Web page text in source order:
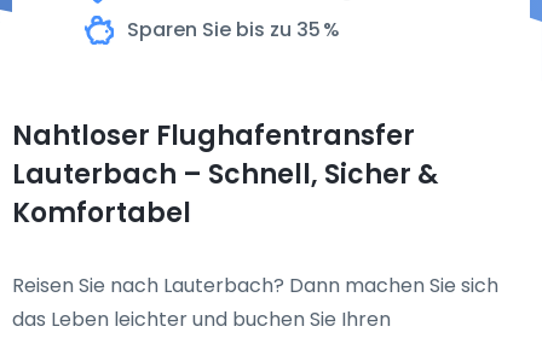
Sparen Sie bis zu 35 %
Nahtloser Flughafentransfer
Lauterbach – Schnell, Sicher &
Komfortabel
Reisen Sie nach Lauterbach? Dann machen Sie sich
das Leben leichter und buchen Sie Ihren